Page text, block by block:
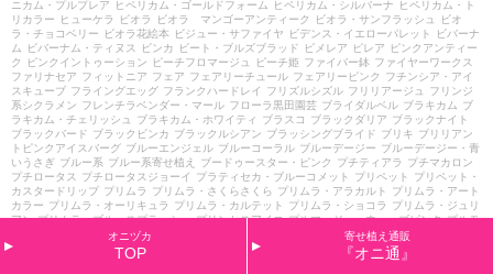
ニカム・プルプレア
ヒペリカム・ゴールドフォーム ヒペリカム・シルバーナ
ヒペリカム・ト
リカラー
ヒューケラ ビオラ ビオラ マンゴーアンティーク ビオラ・サンフラッシュ
ビオ
ラ・チョコベリー
ビオラ花絵本 ビジュー・サファイヤ ビデンス・イエローパレット
ビバーナ
ム
ビバーナム・ティヌス ビンカ ビート・ブルズブラッド ピメレア ピレア
ピンクアンティー
ク
ピンクイントゥーション ピーチフロマージュ ピーチ姫 ファイバー鉢 ファイヤーワークス
ファリナセア フィットニア フェア フェアリーチュール フェアリーピンク
フチンシア・アイ
スキューブ フライングエッグ フランクハードレイ フリズルシズル フリリアージュ
フリンジ
系シクラメン フレンチラベンダー・マール フローラ黒田園芸 ブライダルベル ブラキカム ブ
ラキカム・チェリッシュ
ブラキカム・ホワイティ ブラスコ ブラックダリア ブラックナイト
ブラックバード ブラックビンカ ブラックルシアン ブラッシングブライド ブリキ ブリリアン
トピンクアイスバーグ ブルーエンジェル ブルーコーラル ブルーデージー ブルーデージー・青
いうさぎ ブルー系 ブルー系寄せ植え ブードゥースター・ピンク プチティアラ
プチマカロン
プチロータス
プチロータスジョーイ プラティセカ・ブルーコメット プリペット
プリペット・
カスタードリップ プリムラ プリムラ・さくらさくら プリムラ・アラカルト
プリムラ・アート
カラー プリムラ・オーリキュラ プリムラ・カルテット プリムラ・ショコラ
プリムラ・ジュリ
アン プリムラ・ブルースプラッシュ プリンセスアイコ プルマージュ・ウェーブピンク プルモ
プルンパーゴ プレクトランサス プレミアムシクラメン
プレミアム・ジュ
リアン
プロフュージョン ヘミグラフィス ヘミジギア・マーブルキャンディ ヘリオフィラ
ヘリクリサム・ライムライム ヘーベ・ハートブレイカー
オニヅカ
TOP
寄せ植え通販
『オニ通』